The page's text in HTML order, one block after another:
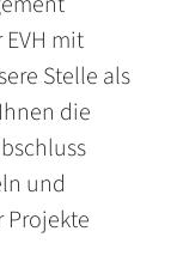
mit
Stelle als
die
und